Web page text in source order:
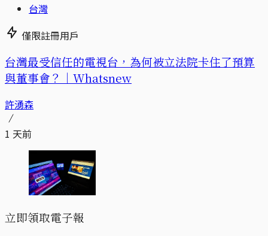
台灣
僅限註冊用戶
台灣最受信任的電視台，為何被立法院卡住了預算
與董事會？｜Whatsnew
許湧森
1 天前
立即領取電子報